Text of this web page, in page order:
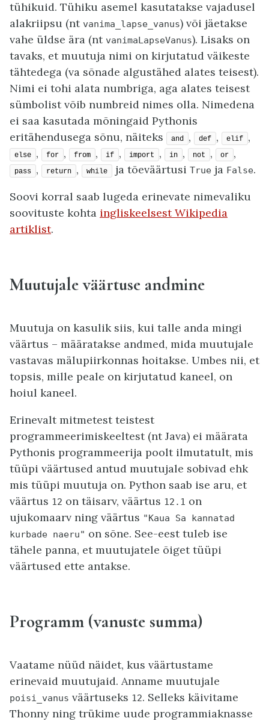
tühikuid. Tühiku asemel kasutatakse vajadusel
alakriipsu (nt vanima_lapse_vanus) või jäetakse
vahe üldse ära (nt vanimaLapseVanus). Lisaks on
tavaks, et muutuja nimi on kirjutatud väikeste
tähtedega (va sõnade algustähed alates teisest).
Nimi ei tohi alata numbriga, aga alates teisest
sümbolist võib numbreid nimes olla. Nimedena
ei saa kasutada mõningaid Pythonis
eritähendusega sõnu, näiteks
and , def , elif ,
else , for , from , if , import , in , not , or ,
pass , return , while ja tõeväärtusi True ja False.
Soovi korral saab lugeda erinevate nimevaliku
soovituste kohta ingliskeelsest Wikipedia
artiklist.
Muutujale väärtuse andmine
Muutuja on kasulik siis, kui talle anda mingi
väärtus – määratakse andmed, mida muutujale
vastavas mälupiirkonnas hoitakse. Umbes nii, et
topsis, mille peale on kirjutatud kaneel, on
hoiul kaneel.
Erinevalt mitmetest teistest
programmeerimiskeeltest (nt Java) ei määrata
Pythonis programmeerija poolt ilmutatult, mis
tüüpi väärtused antud muutujale sobivad ehk
mis tüüpi muutuja on. Python saab ise aru, et
väärtus 12 on täisarv, väärtus 12.1 on
ujukomaarv ning väärtus "Kaua Sa kannatad
kurbade naeru" on sõne. See-eest tuleb ise
tähele panna, et muutujatele õiget tüüpi
väärtused ette antakse.
Programm (vanuste summa)
Vaatame nüüd näidet, kus väärtustame
erinevaid muutujaid. Anname muutujale
poisi_vanus väärtuseks 12. Selleks käivitame
Thonny ning trükime uude programmiaknasse